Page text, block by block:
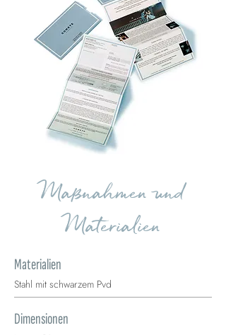
Maßnahmen und
Materialien
Materialien
Stahl mit schwarzem Pvd
Dimensionen